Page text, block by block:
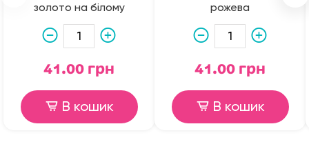
золото на білому
41.00 грн
В кошик
рожева
41.00 грн
В кошик